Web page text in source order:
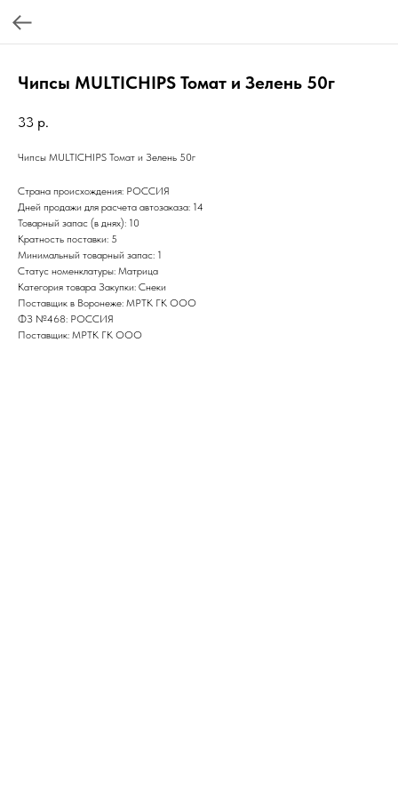
Чипсы MULTICHIPS Томат и Зелень 50г
33 р.
Чипсы MULTICHIPS Томат и Зелень 50г
Страна происхождения: РОССИЯ
Дней продажи для расчета автозаказа: 14
Товарный запас (в днях): 10
Кратность поставки: 5
Минимальный товарный запас: 1
Статус номенклатуры: Матрица
Категория товара Закупки: Снеки
Поставщик в Воронеже: МРТК ГК ООО
ФЗ №468: РОССИЯ
Поставщик: МРТК ГК ООО